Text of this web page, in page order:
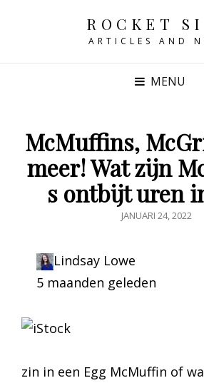
ROCKET
ARTICLES AND
MENU
McMuffins,
meer! Wat zijn
s ontbijt uren
GEPUBLICEERD
JANUARI 24, 2022
Lindsay Lowe
5 maanden geleden
zin in een Egg McMuffin of